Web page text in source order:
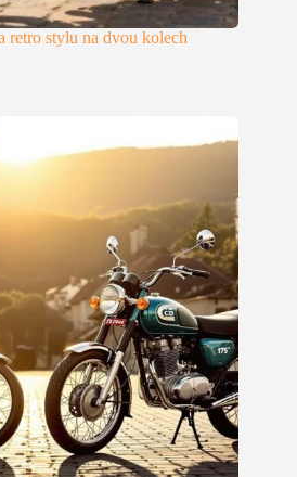
retro stylu na dvou kolech